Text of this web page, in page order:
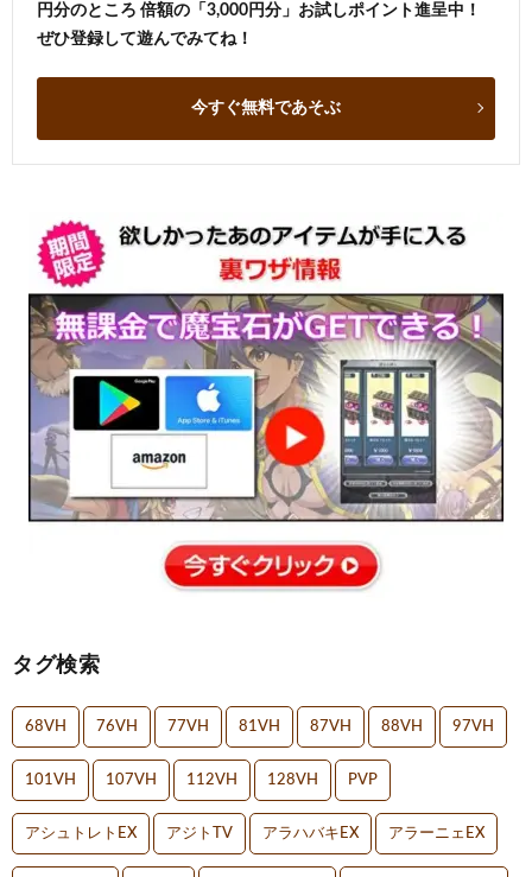
円分のところ 倍額の「3,000円分」お試しポイント進呈中！
ぜひ登録して遊んでみてね！
今すぐ無料であそぶ
タグ検索
68VH 76VH 77VH 81VH 87VH 88VH 97VH
101VH 107VH 112VH 128VH PVP
アシュトレトEX アジトTV アラハバキEX アラーニェEX